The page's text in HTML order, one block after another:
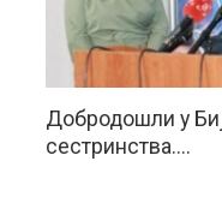
Добродошли у
сестринства....